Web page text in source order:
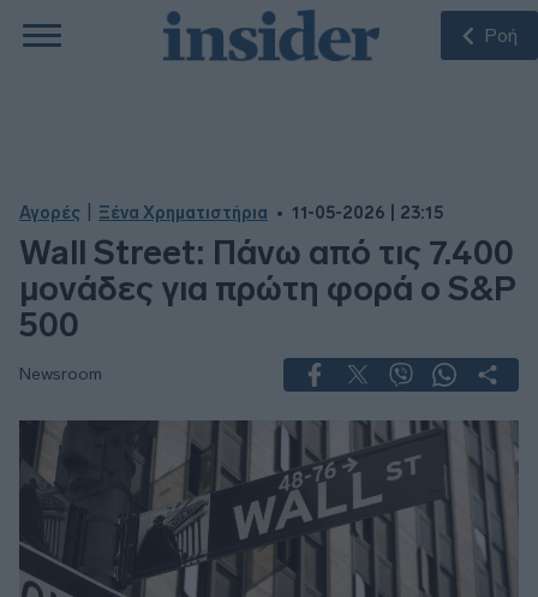
Ροή
Αγορές Ξένα Χρηματιστήρια 11-05-2026 | 23:15
Wall Street: Πάνω από τις 7.400
μονάδες για πρώτη φορά ο S&P
500
Newsroom